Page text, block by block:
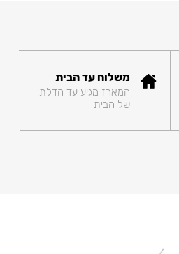
משלוח עד הבית
המארז מגיע עד הדלת
של הבית